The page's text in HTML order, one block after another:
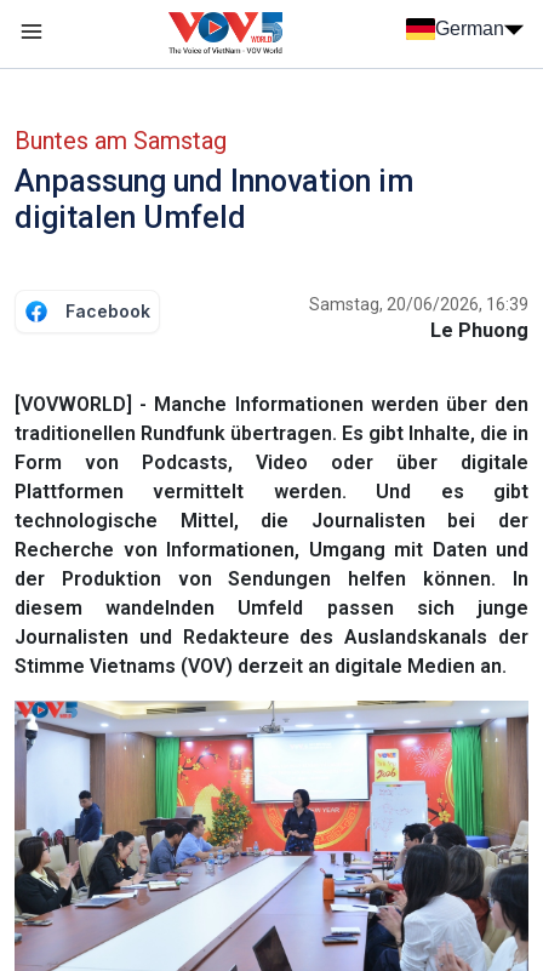
German
Buntes am Samstag
Anpassung und Innovation im
digitalen Umfeld
Facebook Samstag, 20/06/2026, 16:39
Le Phuong
[VOVWORLD] - Manche Informationen werden über den
traditionellen Rundfunk übertragen. Es gibt Inhalte, die in
Form von Podcasts, Video oder über digitale
Plattformen vermittelt werden. Und es gibt
technologische Mittel, die Journalisten bei der
Recherche von Informationen, Umgang mit Daten und
der Produktion von Sendungen helfen können. In
diesem wandelnden Umfeld passen sich junge
Journalisten und Redakteure des Auslandskanals der
Stimme Vietnams (VOV) derzeit an digitale Medien an.